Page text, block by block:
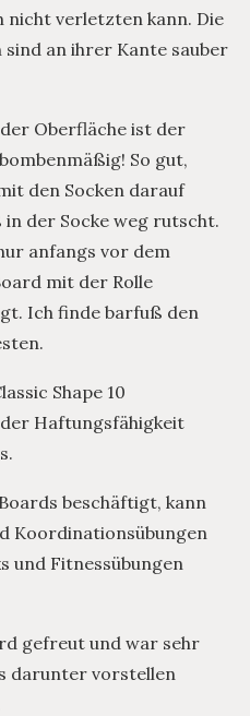
nicht verletzten kann. Die
an ihrer Kante sauber
Oberfläche ist der
So gut,
den Socken darauf
der Socke weg rutscht.
anfangs vor dem
mit der Rolle
Ich finde barfuß den
Shape 10
Haftungsfähigkeit
beschäftigt, kann
Koordinationsübungen
und Fitnessübungen
gefreut und war sehr
darunter vorstellen